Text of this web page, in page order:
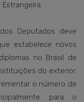
Deputados deve
estabelece novos
no Brasil de
do exterior.
o número de
para o